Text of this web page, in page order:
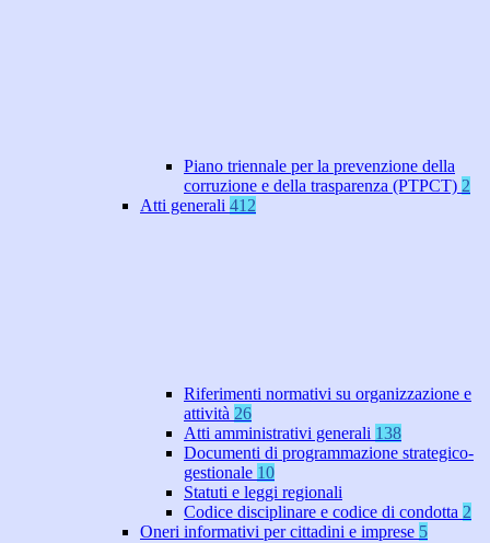
Piano triennale per la prevenzione della
corruzione e della trasparenza (PTPCT) 2
Atti generali 412
Riferimenti normativi su organizzazione e
attività 26
Atti amministrativi generali 138
Documenti di programmazione strategico-
gestionale 10
Statuti e leggi regionali
Codice disciplinare e codice di condotta 2
Oneri informativi per cittadini e imprese 5